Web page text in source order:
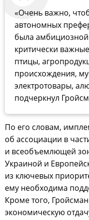
«Очень важно,
автономных
была
критически
птицы,
происхождения,
электротовары,
подчеркнул
По его словам,
об ассоциации в
и всеобъемлющей
Украиной и
из ключевых
ему необходима
Кроме того,
экономическую